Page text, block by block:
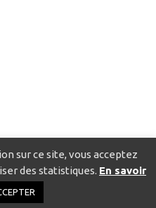
sur ce site, vous acceptez
des statistiques. En savoir